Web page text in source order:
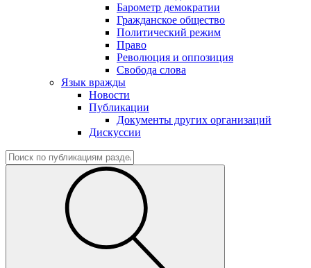
Барометр демократии
Гражданское общество
Политический режим
Право
Революция и оппозиция
Свобода слова
Язык вражды
Новости
Публикации
Документы других организаций
Дискуссии